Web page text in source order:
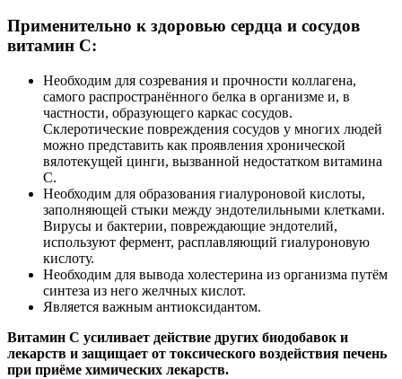
Применительно к здоровью сердца и сосудов
витамин С:
Необходим для созревания и прочности коллагена,
самого распространённого белка в организме и, в
частности, образующего каркас сосудов.
Склеротические повреждения сосудов у многих людей
можно представить как проявления хронической
вялотекущей цинги, вызванной недостатком витамина
С.
Необходим для образования гиалуроновой кислоты,
заполняющей стыки между эндотелильными клетками.
Вирусы и бактерии, повреждающие эндотелий,
используют фермент, расплавляющий гиалуроновую
кислоту.
Необходим для вывода холестерина из организма путём
синтеза из него желчных кислот.
Является важным антиоксидантом.
Витамин С усиливает действие других биодобавок и
лекарств и защищает от токсического воздействия печень
при приёме химических лекарств.